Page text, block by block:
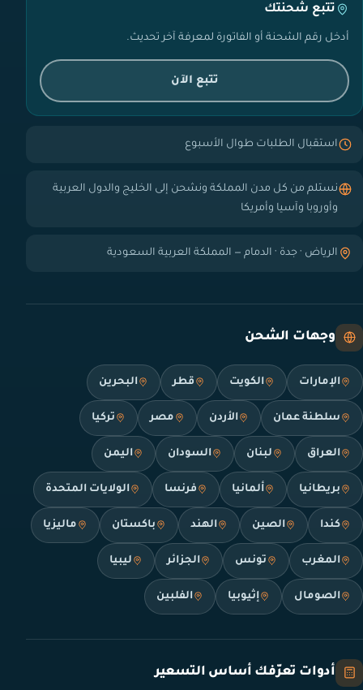
تتبع شحنتك
أدخل رقم الشحنة أو الفاتورة لمعرفة آخر تحديث.
تتبع الآن
استقبال الطلبات طوال الأسبوع
نستلم من كل مدن المملكة ونشحن إلى الخليج والدول العربية
وأوروبا وآسيا وأمريكا
الرياض · جدة · الدمام — المملكة العربية السعودية
وجهات الشحن
الإمارات الكويت قطر البحرين
سلطنة عمان الأردن مصر تركيا
العراق لبنان السودان اليمن
بريطانيا ألمانيا فرنسا الولايات المتحدة
كندا الصين الهند باكستان ماليزيا
المغرب تونس الجزائر ليبيا
الصومال إثيوبيا الفلبين
أدوات تعرّفك أساس التسعير